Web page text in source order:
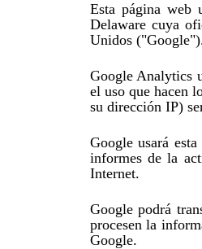
Esta página web
Delaware cuya
Unidos
Google Analytics
el uso que hacen
su dirección IP)
Google usará
informes de la
Internet.
Google podrá
procesen la
Google.